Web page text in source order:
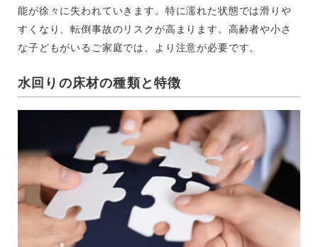
能が徐々に失われていきます。特に濡れた状態では滑りや
すくなり、転倒事故のリスクが高まります。高齢者や小さ
な子どもがいるご家庭では、より注意が必要です。
水回りの床材の種類と特徴